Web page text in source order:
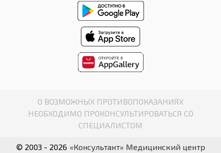
О ВОЗМОЖНЫХ ПРОТИВОПОКАЗАНИЯХ
НЕОБХОДИМО ПРОКОНСУЛЬТИРОВАТЬСЯ СО
СПЕЦИАЛИСТОМ
© 2003 - 2026 «Консультант» Медицинский центр